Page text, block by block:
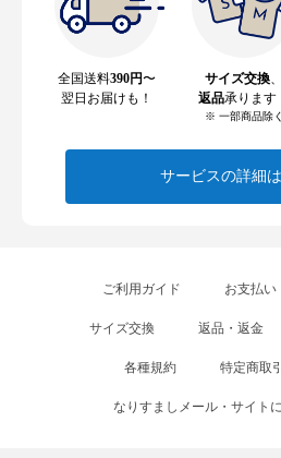
全国送料390円〜
翌日お届けも！
サイズ交換
返品承ります
※ 一部商品除く
サービスの詳細
ご利用ガイド お支払い
サイズ交換 返品・返金
各種規約 特定商取
なりすましメール・サイト